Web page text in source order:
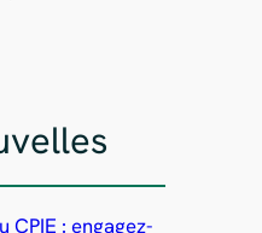
CPIE : engagez-